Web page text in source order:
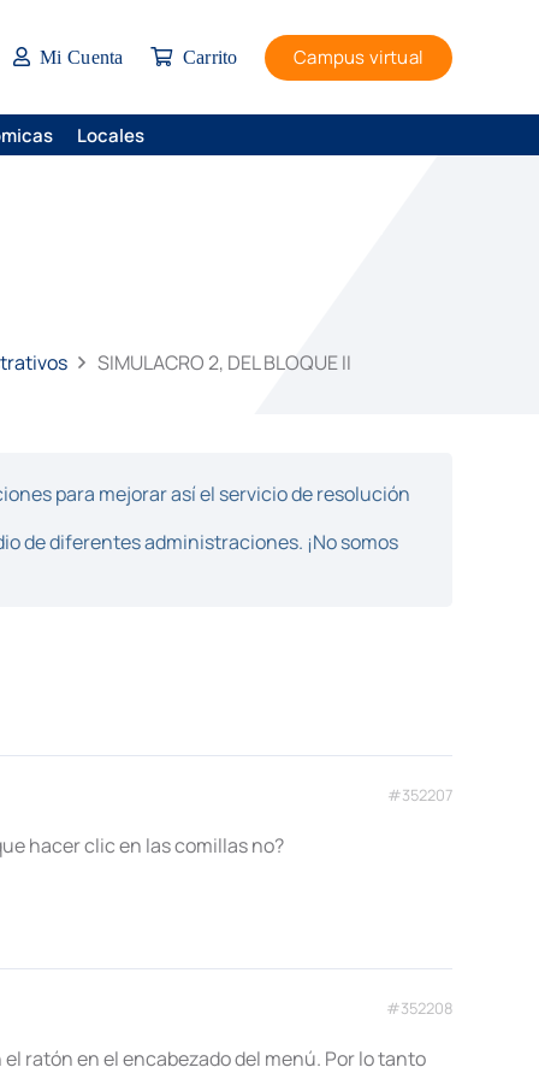
Mi Cuenta Carrito Campus virtual
Locales
SIMULACRO 2, DEL BLOQUE II
para mejorar así el servicio de resolución
de diferentes administraciones. ¡No somos
#352207
hacer clic en las comillas no?
#352208
ratón en el encabezado del menú. Por lo tanto